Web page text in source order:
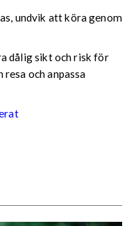
undvik att köra genom
dålig sikt och risk för
och anpassa